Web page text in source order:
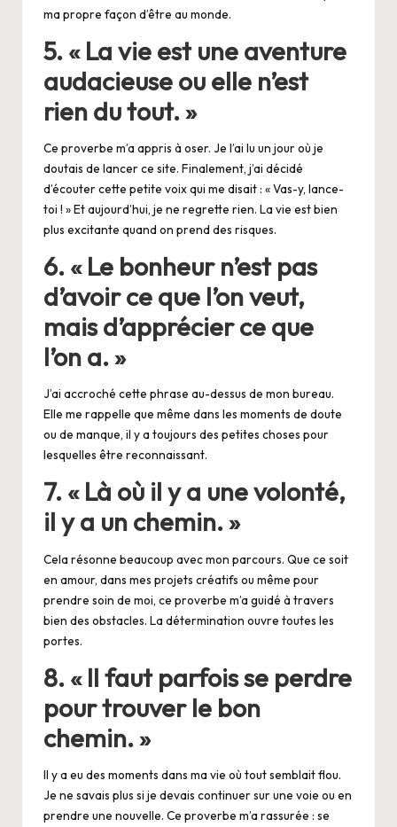
ma propre façon d’être au monde.
5. « La vie est une aventure
audacieuse ou elle n’est
rien du tout. »
Ce proverbe m’a appris à oser. Je l’ai lu un jour où je
doutais de lancer ce site. Finalement, j’ai décidé
d’écouter cette petite voix qui me disait : « Vas-y, lance-
toi ! » Et aujourd’hui, je ne regrette rien. La vie est bien
plus excitante quand on prend des risques.
6. « Le bonheur n’est pas
d’avoir ce que l’on veut,
mais d’apprécier ce que
l’on a. »
J’ai accroché cette phrase au-dessus de mon bureau.
Elle me rappelle que même dans les moments de doute
ou de manque, il y a toujours des petites choses pour
lesquelles être reconnaissant.
7. « Là où il y a une volonté,
il y a un chemin. »
Cela résonne beaucoup avec mon parcours. Que ce soit
en amour, dans mes projets créatifs ou même pour
prendre soin de moi, ce proverbe m’a guidé à travers
bien des obstacles. La détermination ouvre toutes les
portes.
8. « Il faut parfois se perdre
pour trouver le bon
chemin. »
Il y a eu des moments dans ma vie où tout semblait flou.
Je ne savais plus si je devais continuer sur une voie ou en
prendre une nouvelle. Ce proverbe m’a rassurée : se